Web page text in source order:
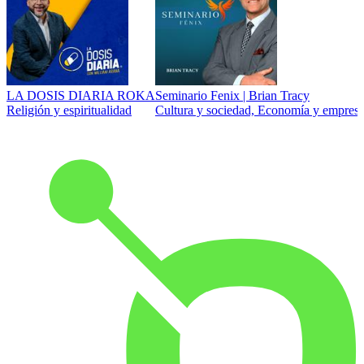
LA DOSIS DIARIA ROKA
Religión y espiritualidad
Seminario Fenix | Brian Tracy
Cultura y sociedad, Economía y